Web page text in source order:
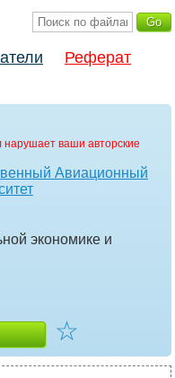
Реферат
ваши авторские
Авиационный
экономике и
☆